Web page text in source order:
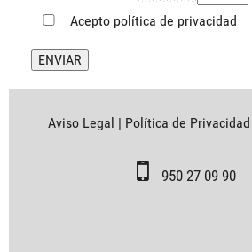
Acepto política de privacidad
Aviso Legal | Política de Privacidad
950 27 09 90